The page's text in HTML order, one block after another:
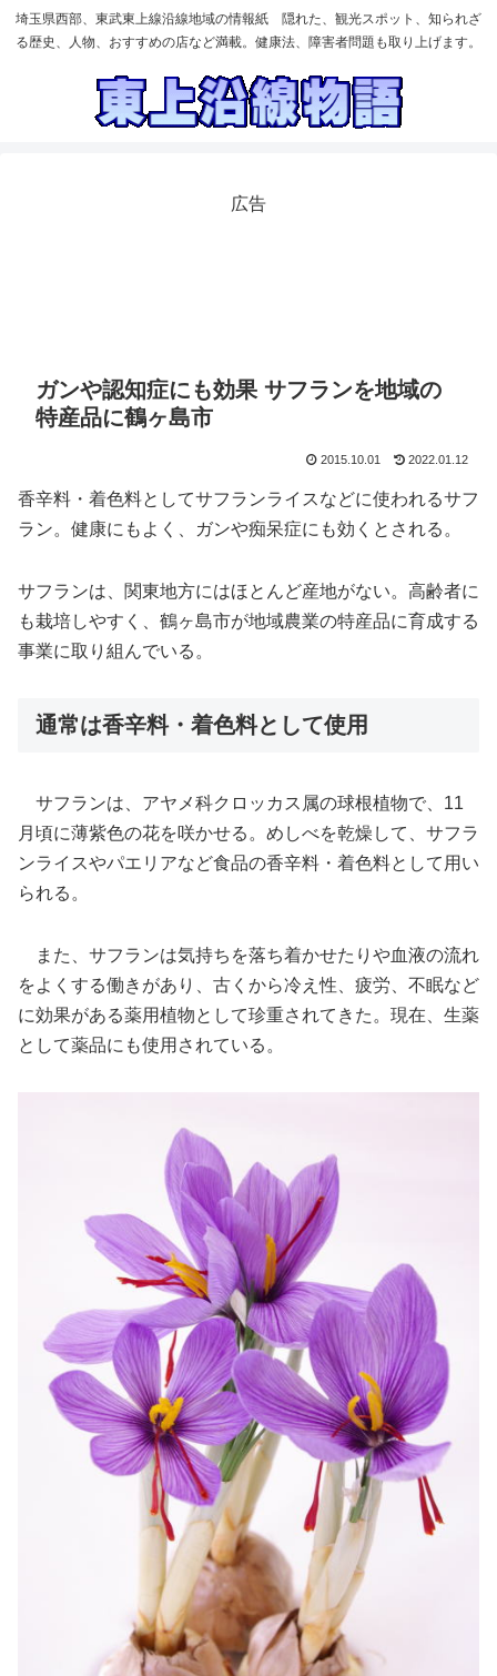
埼玉県西部、東武東上線沿線地域の情報紙 隠れた、観光スポット、知られざ
る歴史、人物、おすすめの店など満載。健康法、障害者問題も取り上げます。
広告
ガンや認知症にも効果 サフランを地域の
特産品に鶴ヶ島市
2015.10.01 2022.01.12
香辛料・着色料としてサフランライスなどに使われるサフ
ラン。健康にもよく、ガンや痴呆症にも効くとされる。
サフランは、関東地方にはほとんど産地がない。高齢者に
も栽培しやすく、鶴ヶ島市が地域農業の特産品に育成する
事業に取り組んでいる。
通常は香辛料・着色料として使用
サフランは、アヤメ科クロッカス属の球根植物で、11
月頃に薄紫色の花を咲かせる。めしべを乾燥して、サフラ
ンライスやパエリアなど食品の香辛料・着色料として用い
られる。
また、サフランは気持ちを落ち着かせたりや血液の流れ
をよくする働きがあり、古くから冷え性、疲労、不眠など
に効果がある薬用植物として珍重されてきた。現在、生薬
として薬品にも使用されている。